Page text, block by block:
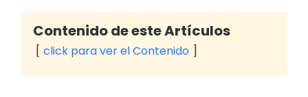
Contenido de este Artículos
click para ver el Contenido